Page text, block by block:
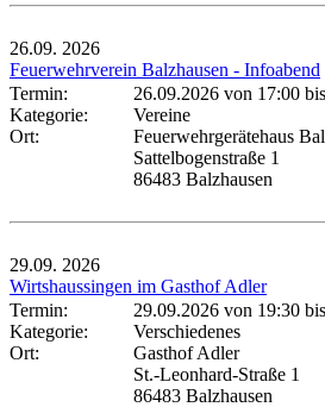
26.09. 2026
Feuerwehrverein Balzhausen - Infoabend
Termin:
26.09.2026 von 17:00
Kategorie:
Vereine
Ort:
Feuerwehrgerätehaus
Sattelbogenstraße 1
86483 Balzhausen
29.09. 2026
Wirtshaussingen im Gasthof Adler
Termin:
29.09.2026 von 19:30
Kategorie:
Verschiedenes
Ort:
Gasthof Adler
St.-Leonhard-Straße 1
86483 Balzhausen